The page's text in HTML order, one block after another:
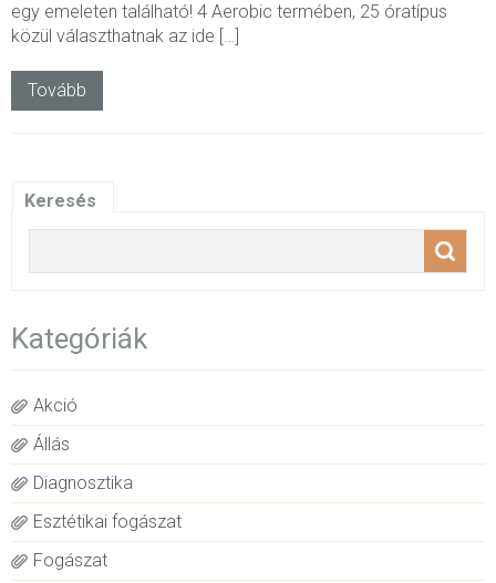
egy emeleten található! 4 Aerobic termében, 25 óratípus
közül választhatnak az ide […]
Tovább
Keresés
Kategóriák
Akció
Állás
Diagnosztika
Esztétikai fogászat
Fogászat